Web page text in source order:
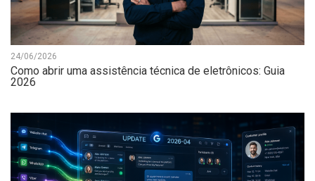
24/06/2026
Como abrir uma assistência técnica de eletrônicos: Guia
2026